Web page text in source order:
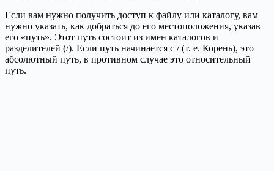
Если вам нужно получить доступ к файлу или каталогу, вам
нужно указать, как добраться до его местоположения, указав
его «путь». Этот путь состоит из имен каталогов и
разделителей (/). Если путь начинается с / (т. е. Корень), это
абсолютный путь, в противном случае это относительный
путь.